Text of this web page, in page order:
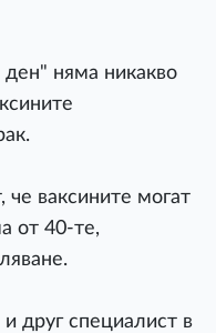
няма никакво
че ваксините могат
от 40-те,
друг специалист в